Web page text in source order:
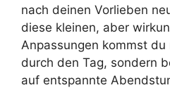
nach deinen Vorlieben
diese kleinen, aber
Anpassungen kommst
durch den Tag, sondern
auf entspannte